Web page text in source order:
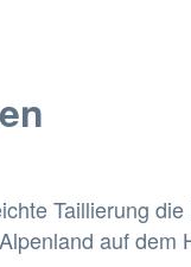
Taillierung
auf dem